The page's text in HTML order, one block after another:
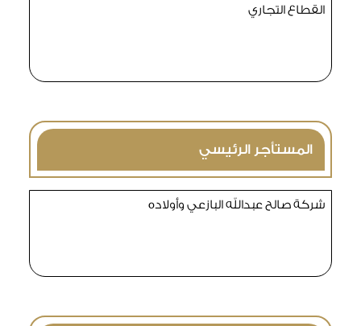
القطاع التجاري
المستأجر الرئيسي
شركة صالح عبدالله البازعي وأولاده